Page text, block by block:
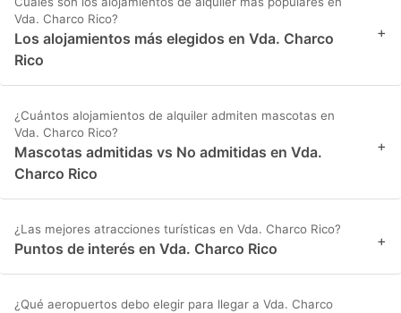
Vda. Charco Rico?
Los alojamientos más elegidos en Vda. Charco
Rico
+
¿Cuántos alojamientos de alquiler admiten mascotas en
Vda. Charco Rico?
Mascotas admitidas vs No admitidas en Vda.
Charco Rico
+
¿Las mejores atracciones turísticas en Vda. Charco Rico?
Puntos de interés en Vda. Charco Rico +
¿Qué aeropuertos debo elegir para llegar a Vda. Charco